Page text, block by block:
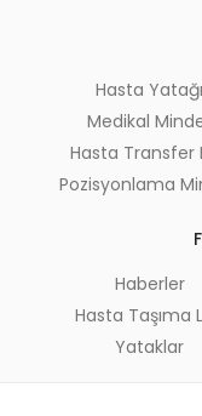
Hasta Yatağı
Medikal
Hasta Transfer
Pozisyonlama
Haberler
Hasta Taşıma
Yataklar